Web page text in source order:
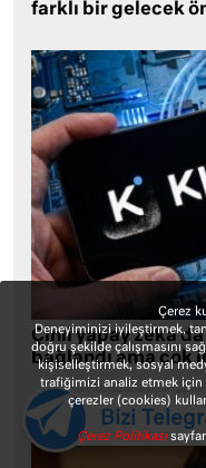
farklı bir gelecek
Çinli yapay zeka
bağlandı ama çok
Çerez
Deneyiminizi iyileştirmek,
doğru şekilde çalışmasını
kişiselleştirmek, sosyal
trafiğimizi analiz etmek için
çerezler (cookies)
Çerez Politikası
Bizi